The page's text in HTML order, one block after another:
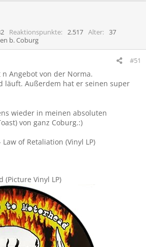
Reaktionspunkte 2.517 Alter
37
b. Coburg
#51
Angebot von der Norma.
läuft. Außerdem hat er seinen super
wieder in meinen absoluten
von ganz Coburg.:)
of Retaliation (Vinyl LP)
(Picture Vinyl LP)